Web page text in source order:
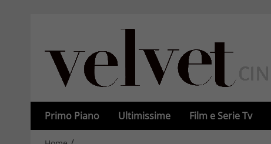
Primo Piano Ultimissime Film e Serie Tv